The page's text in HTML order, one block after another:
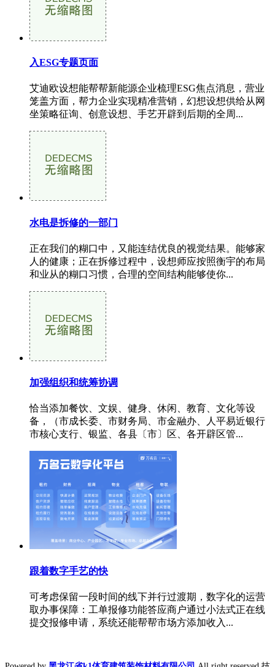
入ESG专题页面
艾迪欧设想能帮帮新能源企业梳理ESG焦点消息，营业
笼盖方面，帮力企业实现精准营销，幻想设想供给从网
坐策略征询、创意设想、手艺开辟到后期的全周...
水电是拆修的一部门
正在我们的糊口中，又能连结优良的视觉结果。能够家
人的健康；正在拆修过程中，设想师应按照衡宇的布局
和业从的糊口习惯，合理的空间结构能够使你...
加强组织和统筹协调
恰当添加餐饮、文娱、健身、休闲、教育、文化等设
备，（市成长委、市财务局、市金融办、人平易近银行
市核心支行、银监、各县〔市〕区、各开辟区管...
跟着数字手艺的快
可考虑保留一段时间的线下并行过渡期，数字化的运营
取办事保障：工单报修功能答应商户通过小法式正在线
提交报修申请，系统还能帮帮市场方添加收入...